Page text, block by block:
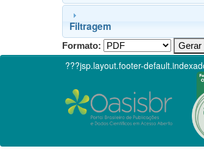
Filtragem
Formato:
???jsp.layout.footer-